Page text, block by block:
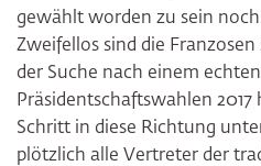
gewählt worden zu sein
Zweifellos sind die
der Suche nach einem
Präsidentschaftswahlen
Schritt in diese Richtung
plötzlich alle Vertreter der